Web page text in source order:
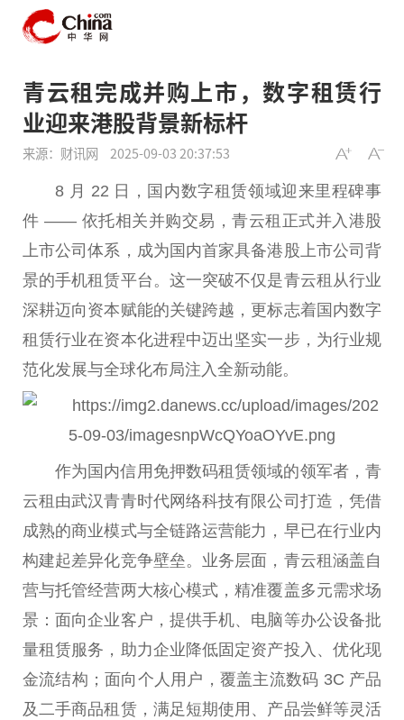
青云租完成并购上市，数字租赁行
业迎来港股背景新标杆
来源：财讯网 2025-09-03 20:37:53
8 月 22 日，国内数字租赁领域迎来里程碑事
件 —— 依托相关并购交易 ，青云租正式并入港股
上市公司体系，成为国内首家具备港股上市公司背
景的手机租赁平台 。这一突破不仅是青云租从行业
深耕迈向资本赋能的关键跨越，更标志着国内数字
租赁行业在资本化进程中迈出坚实一步，为行业规
范化发展与全球化布局注入全新动能。
作为国内信用免押数码租赁领域的领军者，青
云租由武汉青青时代网络科技有限公司打造，凭借
成熟的商业模式与全链路运营能力，早已在行业内
构建起差异化竞争壁垒。业务层面，青云租涵盖自
营与托管经营两大核心模式，精准覆盖多元需求场
景：面向企业客户，提供手机、电脑等办公设备批
量租赁服务，助力企业降低固定资产投入、优化现
金流结构；面向个人用户，覆盖主流数码 3C 产品
及二手商品租赁，满足短期使用、产品尝鲜等灵活